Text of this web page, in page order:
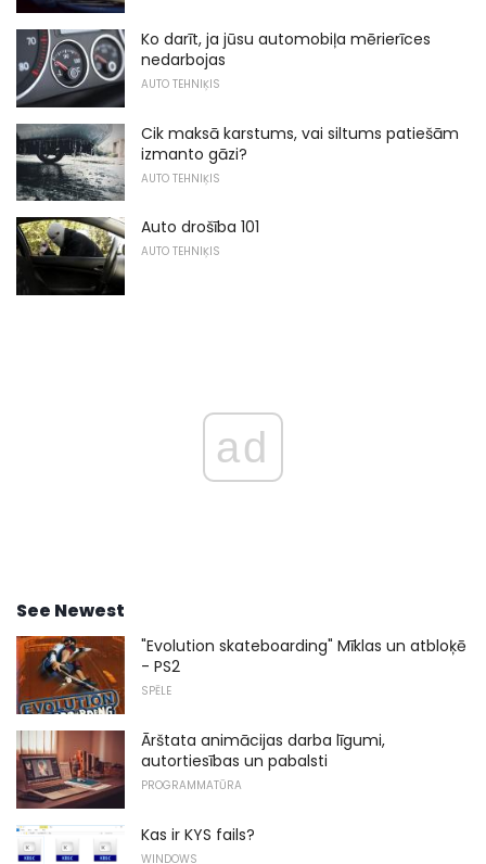
Ko darīt, ja jūsu automobiļa mērierīces
nedarbojas
AUTO TEHNIĶIS
Cik maksā karstums, vai siltums patiešām
izmanto gāzi?
AUTO TEHNIĶIS
Auto drošība 101
AUTO TEHNIĶIS
ad
See Newest
"Evolution skateboarding" Mīklas un atbloķē
- PS2
SPĒLE
Ārštata animācijas darba līgumi,
autortiesības un pabalsti
PROGRAMMATŪRA
Kas ir KYS fails?
WINDOWS